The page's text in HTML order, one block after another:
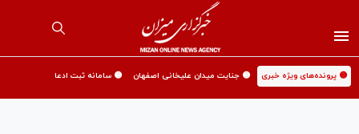
🟡 پرونده‌های ویژه خبری 🟡 جنایت میدان علیخانی اصفهان 🟡 سامانه ثبت ادعا